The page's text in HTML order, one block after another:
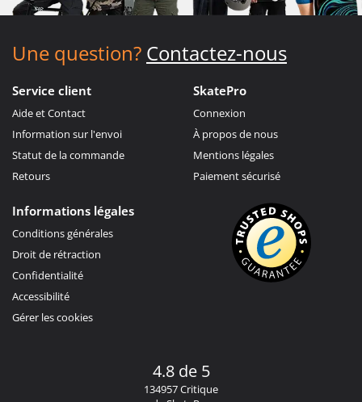
Une question? Contactez-nous
Service client
Aide et Contact
Information sur l'envoi
Statut de la commande
Retours
SkatePro
Connexion
À propos de nous
Mentions légales
Paiement sécurisé
Informations légales
Conditions générales
Droit de rétraction
Confidentialité
Accessibilité
Gérer les cookies
4.8 de 5
134957 Critique